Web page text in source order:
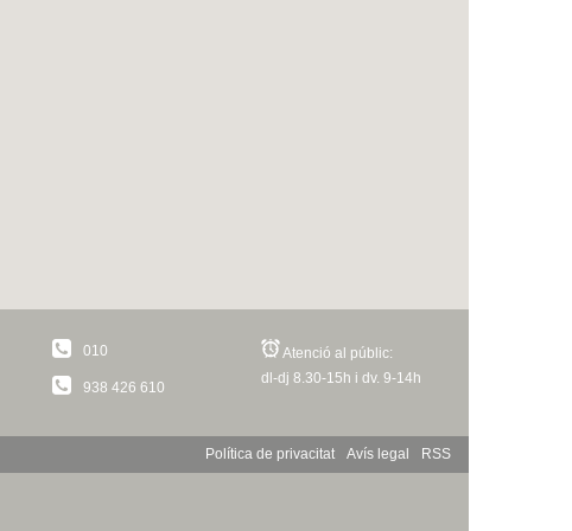
010
938 426 610
Atenció al públic:
dl-dj 8.30-15h i dv. 9-14h
Política de privacitat Avís legal RSS